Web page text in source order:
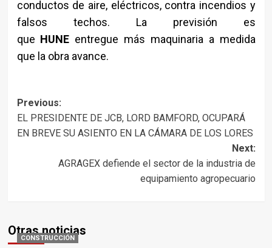
conductos de aire, eléctricos, contra incendios y
falsos techos. La previsión es
que HUNE entregue más maquinaria a medida
que la obra avance.
Post
navigation
Previous:
EL PRESIDENTE DE JCB, LORD BAMFORD, OCUPARÁ
EN BREVE SU ASIENTO EN LA CÁMARA DE LOS LORES
Next:
AGRAGEX defiende el sector de la industria de
equipamiento agropecuario
Otras noticias
CONSTRUCCIÓN